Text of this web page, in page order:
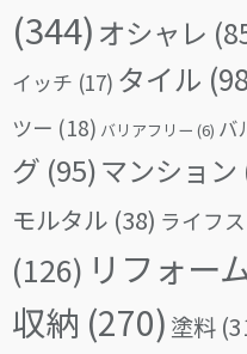
(344) オシャレ
イッチ (17) タイル
ツー (18) バリアフリー (6) バ
グ (95)マンション
モルタル (38) ライフ
(126) リフォー
収納 (270) 塗料